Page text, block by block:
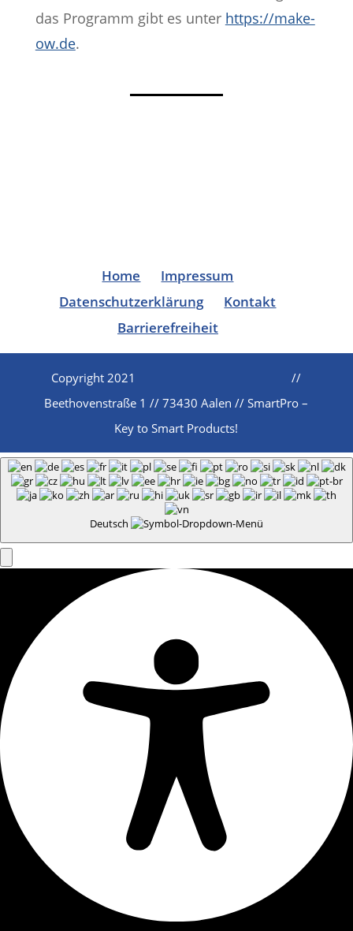
das Programm gibt es unter https://make-
ow.de.
Home
Impressum
Datenschutzerklärung
Kontakt
Barrierefreiheit
Copyright 2021
//
Beethovenstraße 1 // 73430 Aalen // SmartPro –
Key to Smart Products!
Deutsch